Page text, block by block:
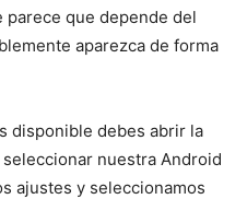
parece que depende del
aparezca de forma
disponible debes abrir la
seleccionar nuestra Android
ajustes y seleccionamos